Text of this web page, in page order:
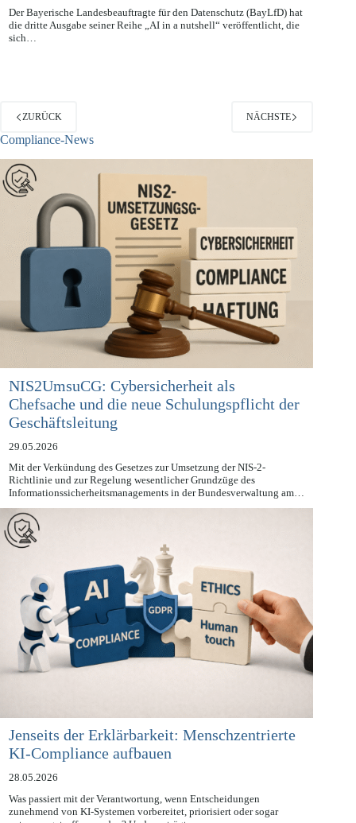
28.05.2026
Der Bayerische Landesbeauftragte für den Datenschutz (BayLfD) hat
die dritte Ausgabe seiner Reihe „AI in a nutshell“ veröffentlicht, die
ZURÜCK
Compliance-News
NIS2UmsuCG: Cybersicherheit als
Chefsache und die neue Schulungspflicht der
Geschäftsleitung
29.05.2026
Mit der Verkündung des Gesetzes zur Umsetzung der NIS-2-
Richtlinie und zur Regelung wesentlicher Grundzüge des
Informationssicherheitsmanagements in der Bundesverwaltung am…
Jenseits der Erklärbarkeit: Menschzentrierte
KI-Compliance aufbauen
28.05.2026
Was passiert mit der Verantwortung, wenn Entscheidungen